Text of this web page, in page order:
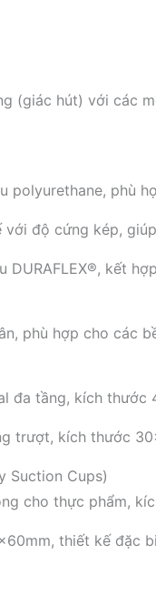
(giác hút) với các
polyurethane, phù
độ cứng kép,
DURAFLEX®, kết
phù hợp cho các
đa tầng, kích
trượt, kích thước
Suction Cups)
cho thực phẩm,
thiết kế đặc